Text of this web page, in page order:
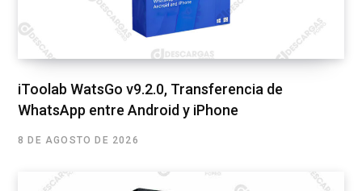
iToolab WatsGo v9.2.0, Transferencia de
WhatsApp entre Android y iPhone
8 DE AGOSTO DE 2026